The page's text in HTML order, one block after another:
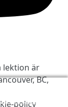
Genom
policy
lektion är
BC,
policy